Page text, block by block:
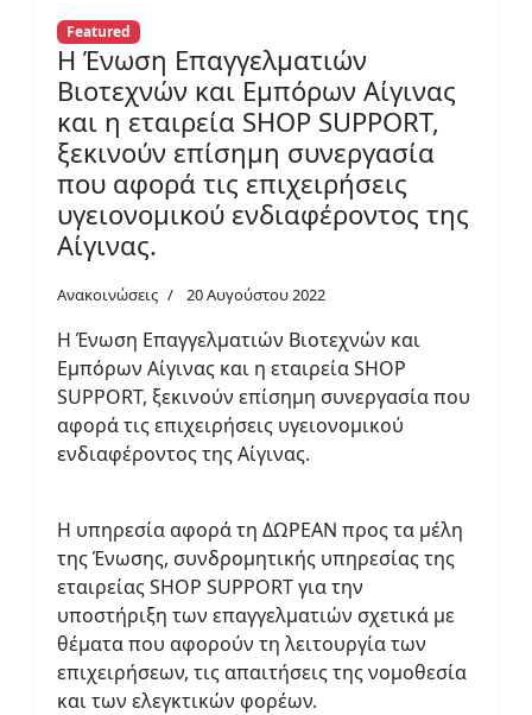
Featured
Η Ένωση Επαγγελματιών
Βιοτεχνών και Εμπόρων Αίγινας
και η εταιρεία SHOP SUPPORT,
ξεκινούν επίσημη συνεργασία
που αφορά τις επιχειρήσεις
υγειονομικού ενδιαφέροντος της
Αίγινας.
Ανακοινώσεις 20 Αυγούστου 2022
Η Ένωση Επαγγελματιών Βιοτεχνών και
Εμπόρων Αίγινας και η εταιρεία SHOP
SUPPORT, ξεκινούν επίσημη συνεργασία που
αφορά τις επιχειρήσεις υγειονομικού
ενδιαφέροντος της Αίγινας.
Η υπηρεσία αφορά τη ΔΩΡΕΑΝ προς τα μέλη
της Ένωσης, συνδρομητικής υπηρεσίας της
εταιρείας SHOP SUPPORT για την
υποστήριξη των επαγγελματιών σχετικά με
θέματα που αφορούν τη λειτουργία των
επιχειρήσεων, τις απαιτήσεις της νομοθεσία
και των ελεγκτικών φορέων.